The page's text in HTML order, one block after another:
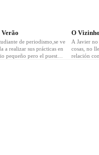
de lo que imaginaba.
Verão
de periodismo,se ve
a realizar sus prácticas en
pequeño pero el puesto
O Vizinho
A Javier
cosas, no
relación